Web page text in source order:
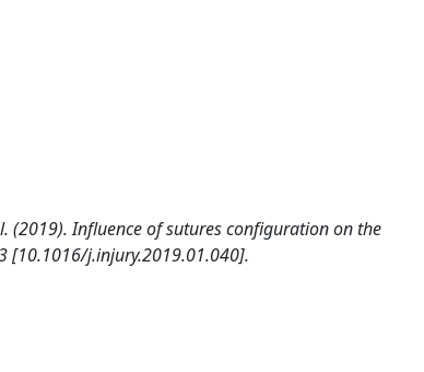
(2019). Influence of sutures configuration on the
[10.1016/j.injury.2019.01.040].